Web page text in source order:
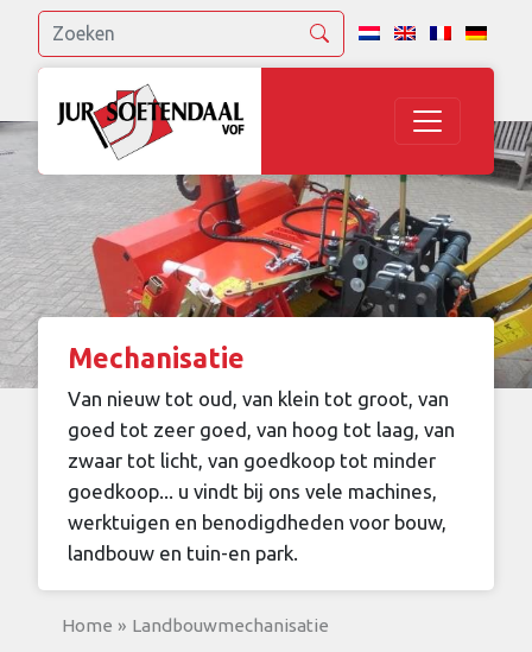
Mechanisatie
Van nieuw tot oud, van klein tot groot, van
goed tot zeer goed, van hoog tot laag, van
zwaar tot licht, van goedkoop tot minder
goedkoop... u vindt bij ons vele machines,
werktuigen en benodigdheden voor bouw,
landbouw en tuin-en park.
Home » Landbouwmechanisatie